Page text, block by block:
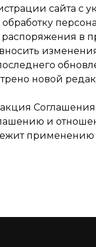
сайта с
обработку
распоряжения в
новой
Соглашения
и